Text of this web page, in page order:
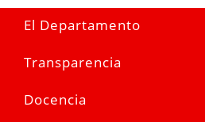
El Departamento
Transparencia
Docencia